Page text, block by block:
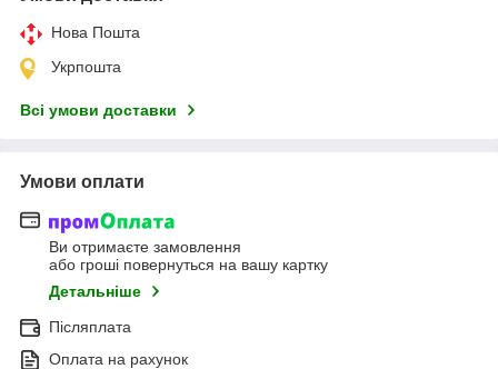
Нова Пошта
Укрпошта
Всі умови доставки
Умови оплати
Ви отримаєте замовлення
або гроші повернуться на вашу картку
Детальніше
Післяплата
Оплата на рахунок